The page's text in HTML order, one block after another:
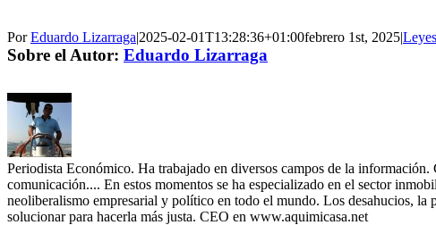
PorEduardo Lizarraga|2025-02-01T13:28:36+01:00febrero 1st, 2025|Leyes
Sobre el Autor: Eduardo Lizarraga
Periodista Económico. Ha trabajado en diversos campos de la
comunicación.... En estos momentos se ha especializado en el sector
neoliberalismo empresarial y político en todo el mundo. Los desahucios, la
solucionar para hacerla más justa. CEO en www.aquimicasa.net